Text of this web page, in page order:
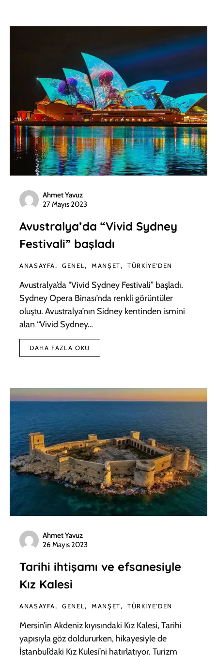
Ahmet Yavuz
27 Mayıs 2023
Avustralya’da “Vivid Sydney
Festivali” başladı
ANASAYFA GENEL MANŞET TÜRKIYE'DEN
Avustralya’da “Vivid Sydney Festivali” başladı.
Sydney Opera Binası’nda renkli görüntüler
oluştu. Avustralya’nın Sidney kentinden ismini
alan “Vivid Sydney…
DAHA FAZLA OKU
Ahmet Yavuz
26 Mayıs 2023
Tarihi ihtişamı ve efsanesiyle
Kız Kalesi
ANASAYFA GENEL MANŞET TÜRKIYE'DEN
Mersin’in Akdeniz kıyısındaki Kız Kalesi, Tarihi
yapısıyla göz doldururken, hikayesiyle de
İstanbul’daki Kız Kulesi’ni hatırlatıyor. Turizm